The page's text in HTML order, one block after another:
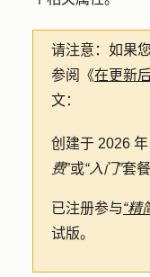
请注意 ：如果
参阅《在更新
文：
创建于 2026
费”或“入门”套餐
已注册参与“精
试版。